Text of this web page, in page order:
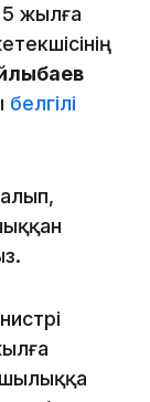
жылға
белгілі